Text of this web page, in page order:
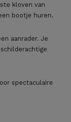
kloven van
bootje huren.
aanrader. Je
spectaculaire